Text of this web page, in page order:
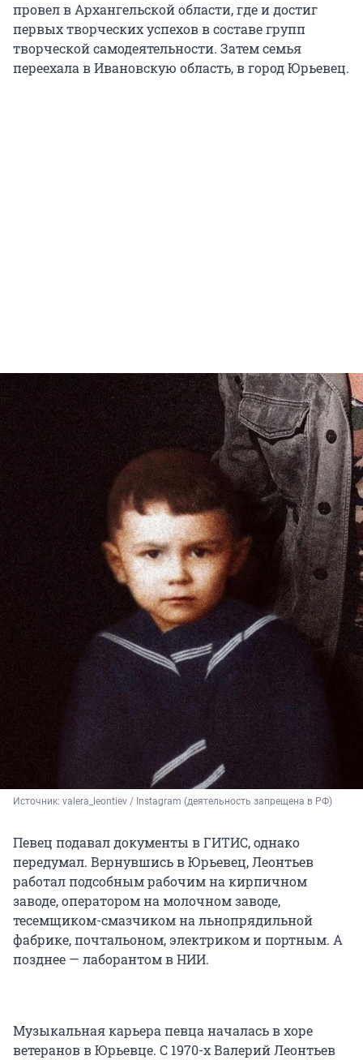
провел в Архангельской области, где и достиг
первых творческих успехов в составе групп
творческой самодеятельности. Затем семья
переехала в Ивановскую область, в город Юрьевец.
Источник: valera_leontiev / Instagram (деятельность запрещена в РФ)
Певец подавал документы в ГИТИС, однако
передумал. Вернувшись в Юрьевец, Леонтьев
работал подсобным рабочим на кирпичном
заводе, оператором на молочном заводе,
тесемщиком-смазчиком на льнопрядильной
фабрике, почтальоном, электриком и портным. А
позднее — лаборантом в НИИ.
Музыкальная карьера певца началась в хоре
ветеранов в Юрьевце. С 1970-х Валерий Леонтьев